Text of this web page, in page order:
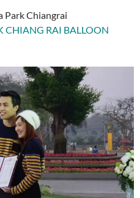
Chiangrai
CHIANG RAI BALLOON